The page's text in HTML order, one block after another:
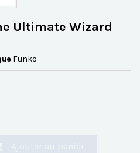
Ultimate Wizard
Funko